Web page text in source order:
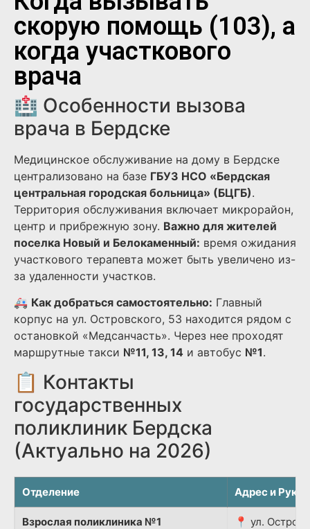
скорую помощь (103), а
когда участкового
врача
🏥 Особенности вызова
врача в Бердске
Медицинское обслуживание на дому в Бердске
централизовано на базе ГБУЗ НСО «Бердская
центральная городская больница» (БЦГБ).
Территория обслуживания включает микрорайон,
центр и прибрежную зону. Важно для жителей
поселка Новый и Белокаменный: время ожидания
участкового терапевта может быть увеличено из-
за удаленности участков.
🚑 Как добраться самостоятельно: Главный
корпус на ул. Островского, 53 находится рядом с
остановкой «Медсанчасть». Через нее проходят
маршрутные такси №11, 13, 14 и автобус №1.
📋 Контакты
государственных
поликлиник Бердска
(Актуально на 2026)
Отделение Адрес и
Взрослая поликлиника №1
📍 ул.